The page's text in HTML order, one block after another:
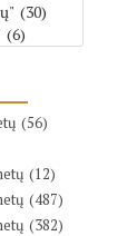
(56)
(12)
(487)
(382)